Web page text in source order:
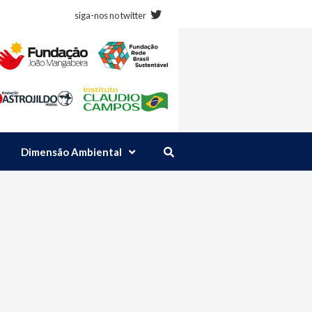
siga-nos no twitter
Dimensão Ambiental